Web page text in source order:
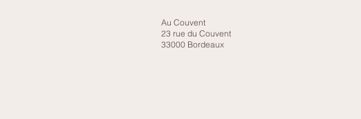
Au Couvent
23 rue du Couvent
33000 Bordeaux